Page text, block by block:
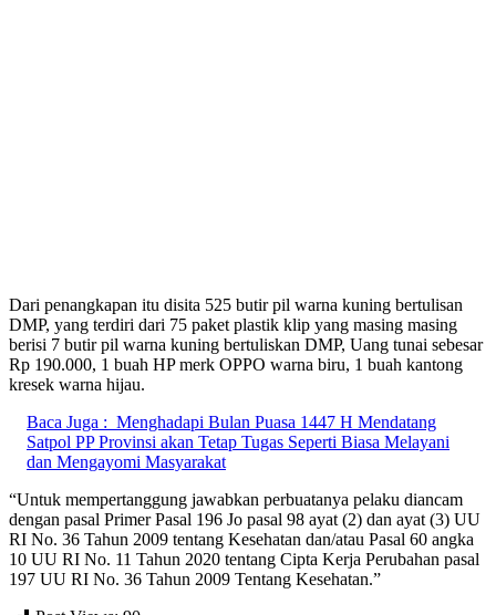
Dari penangkapan itu disita 525 butir pil warna kuning bertulisan
DMP, yang terdiri dari 75 paket plastik klip yang masing masing
berisi 7 butir pil warna kuning bertuliskan DMP, Uang tunai sebesar
Rp 190.000, 1 buah HP merk OPPO warna biru, 1 buah kantong
kresek warna hijau.
Baca Juga : Menghadapi Bulan Puasa 1447 H Mendatang
Satpol PP Provinsi akan Tetap Tugas Seperti Biasa Melayani
dan Mengayomi Masyarakat
“Untuk mempertanggung jawabkan perbuatanya pelaku diancam
dengan pasal Primer Pasal 196 Jo pasal 98 ayat (2) dan ayat (3) UU
RI No. 36 Tahun 2009 tentang Kesehatan dan/atau Pasal 60 angka
10 UU RI No. 11 Tahun 2020 tentang Cipta Kerja Perubahan pasal
197 UU RI No. 36 Tahun 2009 Tentang Kesehatan.”